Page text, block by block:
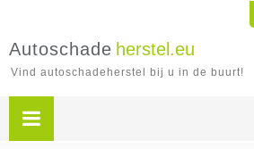
Autoschade herstel.eu
Vind autoschadeherstel bij u in de buurt!